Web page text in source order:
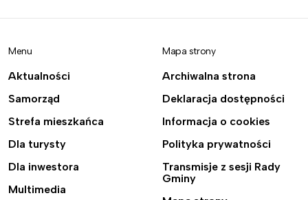
Menu
Aktualności
Samorząd
Strefa mieszkańca
Dla turysty
Dla inwestora
Multimedia
Mapa strony
Archiwalna strona
Deklaracja dostępności
Informacja o cookies
Polityka prywatności
Transmisje z sesji Rady
Gminy